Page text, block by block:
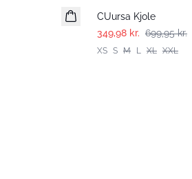
CUursa Kjole
349,98 kr. 699,95 kr.
XS S M L XL XXL